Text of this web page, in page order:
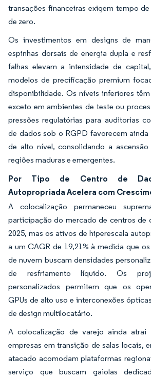
transações financeiras exigem tempo
de zero.
Os investimentos em designs de
espinhas dorsais de energia dupla e
falhas elevam a intensidade de
modelos de precificação premium
disponibilidade. Os níveis inferiores
exceto em ambientes de teste ou
pressões regulatórias para auditorias
de dados sob o RGPD favorecem ainda
de alto nível, consolidando a
regiões maduras e emergentes.
Por Tipo de Centro de
Autopropriada Acelera com
A colocalização permaneceu
participação do mercado de centros de
2025, mas os ativos de hiperescala
a um CAGR de 19,21% à medida que
de nuvem buscam densidades
de resfriamento líquido. Os
personalizados permitem que os
GPUs de alto uso e interconexões
de design multilocatário.
A colocalização de varejo ainda atrai
empresas em transição de salas locais,
atacado acomodam plataformas
serviço que buscam gaiolas